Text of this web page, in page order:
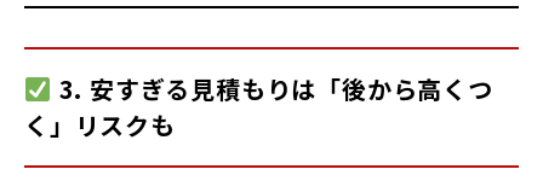
3. 安すぎる見積もりは「後から高くつ
く」リスクも